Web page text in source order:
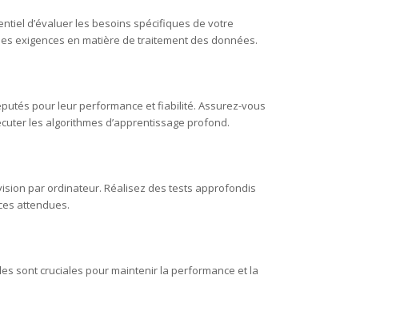
d’évaluer les besoins spécifiques de votre
exigences en matière de traitement des données.
pour leur performance et fiabilité. Assurez-vous
les algorithmes d’apprentissage profond.
par ordinateur. Réalisez des tests approfondis
attendues.
sont cruciales pour maintenir la performance et la